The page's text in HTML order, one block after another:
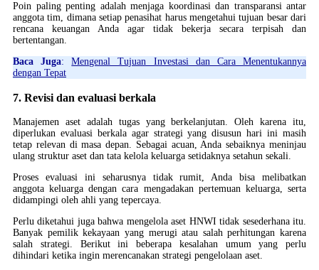
Poin paling penting adalah menjaga koordinasi dan transparansi antar
anggota tim, dimana setiap penasihat harus mengetahui tujuan besar dari
rencana keuangan Anda agar tidak bekerja secara terpisah dan
bertentangan.
Baca Juga:Mengenal Tujuan Investasi dan Cara Menentukannya
dengan Tepat
7. Revisi dan evaluasi berkala
Manajemen aset adalah tugas yang berkelanjutan. Oleh karena itu,
diperlukan evaluasi berkala agar strategi yang disusun hari ini masih
tetap relevan di masa depan. Sebagai acuan, Anda sebaiknya meninjau
ulang struktur aset dan tata kelola keluarga setidaknya setahun sekali.
Proses evaluasi ini seharusnya tidak rumit, Anda bisa melibatkan
anggota keluarga dengan cara mengadakan pertemuan keluarga, serta
didampingi oleh ahli yang tepercaya.
Perlu diketahui juga bahwa mengelola aset HNWI tidak sesederhana itu.
Banyak pemilik kekayaan yang merugi atau salah perhitungan karena
salah strategi. Berikut ini beberapa kesalahan umum yang perlu
dihindari ketika ingin merencanakan strategi pengelolaan aset.